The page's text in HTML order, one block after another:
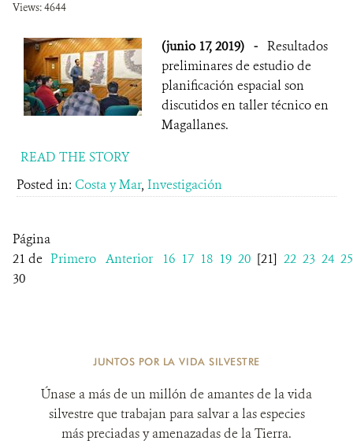
Views: 4644
(junio 17, 2019) - Resultados
preliminares de estudio de
planificación espacial son
discutidos en taller técnico en
Magallanes.
READ THE STORY
Posted in: Costa y Mar, Investigación
Página
21 de
30
Primero Anterior 16 17 18 19 20 [21] 22 23 24 25
JUNTOS POR LA VIDA SILVESTRE
Únase a más de un millón de amantes de la vida
silvestre que trabajan para salvar a las especies
más preciadas y amenazadas de la Tierra.